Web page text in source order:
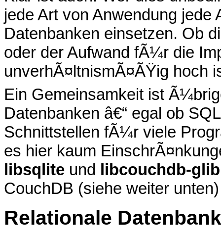
jede Art von Anwendung jede
Datenbanken einsetzen. Ob
oder der Aufwand fÃ¼r die
unverhÃ¤ltnismÃ¤ÃŸig hoch
Ein Gemeinsamkeit ist
Datenbanken â€“ egal ob
Schnittstellen fÃ¼r viele
es hier kaum
libsqlite und libcouchdb-glib
CouchDB (siehe weiter
Relationale